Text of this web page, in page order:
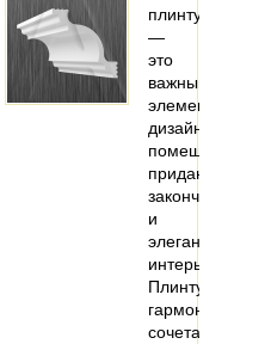
плинтус
—
это
важный
элемент
дизайна
помещений,
придающий
законченность
и
элегантность
интерьеру.
Плинтус
гармонично
сочетает